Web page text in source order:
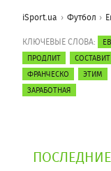
iSport.ua Футбол
КЛЮЧЕВЫЕ СЛОВА:
ПРОДЛИТ
СОСТАВИТ
ФРАНЧЕСКО
ЭТИМ
ЗАРАБОТНАЯ